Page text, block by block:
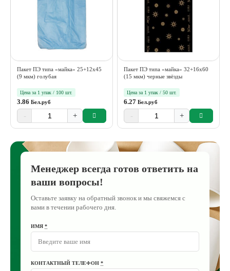
Пакет ПЭ типа «майка» 25+12х45
(9 мкм) голубая
Цена за 1 упак / 100 шт.
3.86 Бел.руб
- +
Пакет ПЭ типа «майка» 32+16х60
(15 мкм) черные звёзды
Цена за 1 упак / 50 шт.
6.27 Бел.руб
- +
Менеджер всегда готов ответить на
ваши вопросы!
Оставьте заявку на обратный звонок и мы свяжемся с
вами в течении рабочего дня.
ИМЯ *
КОНТАКТНЫЙ ТЕЛЕФОН *